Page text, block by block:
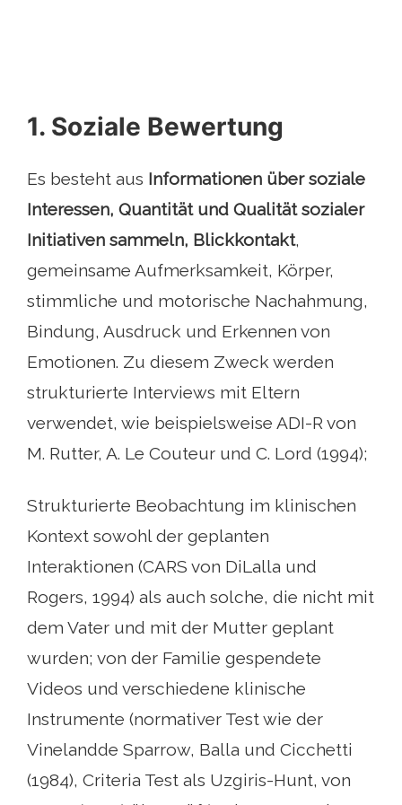
1. Soziale Bewertung
Es besteht aus Informationen über soziale
Interessen, Quantität und Qualität sozialer
Initiativen sammeln, Blickkontakt,
gemeinsame Aufmerksamkeit, Körper,
stimmliche und motorische Nachahmung,
Bindung, Ausdruck und Erkennen von
Emotionen. Zu diesem Zweck werden
strukturierte Interviews mit Eltern
verwendet, wie beispielsweise ADI-R von
M. Rutter, A. Le Couteur und C. Lord (1994);
Strukturierte Beobachtung im klinischen
Kontext sowohl der geplanten
Interaktionen (CARS von DiLalla und
Rogers, 1994) als auch solche, die nicht mit
dem Vater und mit der Mutter geplant
wurden; von der Familie gespendete
Videos und verschiedene klinische
Instrumente (normativer Test wie der
Vinelandde Sparrow, Balla und Cicchetti
(1984), Criteria Test als Uzgiris-Hunt, von